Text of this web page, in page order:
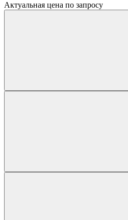
Актуальная цена по запросу